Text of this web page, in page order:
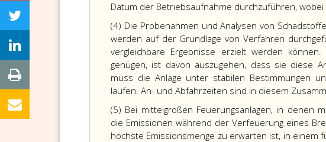
Datum der Betriebsaufnahme durchzuführen,
(4) Die Probenahmen und Analysen von
werden auf der Grundlage von Verfahren
vergleichbare Ergebnisse erzielt werden
genügen, ist davon auszugehen, dass sie diese
muss die Anlage unter stabilen Bestimmungen
laufen. An- und Abfahrzeiten sind in diesem
(5) Bei mittelgroßen Feuerungsanlagen, in denen
die Emissionen während der Verfeuerung eines
höchste Emissionsmenge zu erwarten ist, in